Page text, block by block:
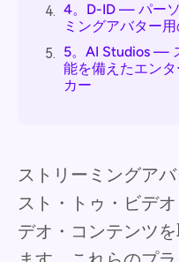
4. 4。D-ID — パー
ミングアバター
5. 5。AI Studios —
能を備えたエン
カー
ストリーミングア
スト・トゥ・ビデ
デオ・コンテンツ